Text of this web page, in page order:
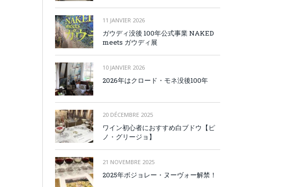
11 JANVIER 2026
ガウディ没後 100年公式事業 NAKED
meets ガウディ展
10 JANVIER 2026
2026年はクロード・モネ没後100年
20 DÉCEMBRE 2025
ワイン初心者におすすめ白ブドウ【ピ
ノ・グリージョ】
21 NOVEMBRE 2025
2025年ボジョレー・ヌーヴォー解禁！